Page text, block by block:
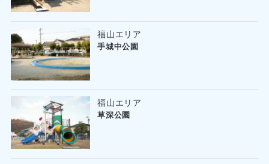
福山エリア
手城中公園
福山エリア
草深公園